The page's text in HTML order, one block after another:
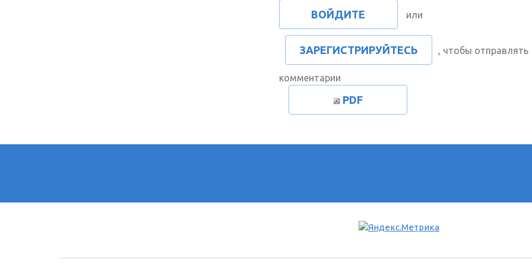
ВОЙДИТЕ или
ЗАРЕГИСТРИРУЙТЕСЬ , чтобы отправлять
комментарии
PDF